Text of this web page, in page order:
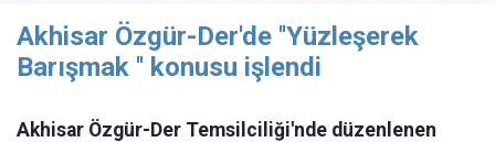
Akhisar Özgür-Der'de ''Yüzleşerek
Barışmak '' konusu işlendi
Akhisar Özgür-Der Temsilciliği'nde düzenlenen